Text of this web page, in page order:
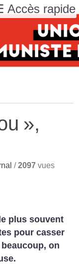
»,
/2097 vues
plus souvent
pour casser
on
Accès rapide